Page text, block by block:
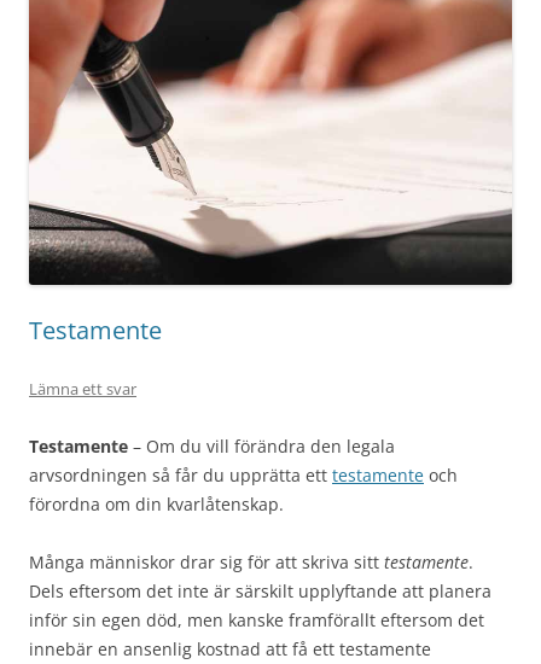
Testamente
Lämna ett svar
Testamente – Om du vill förändra den legala
arvsordningen så får du upprätta ett testamente och
förordna om din kvarlåtenskap.
Många människor drar sig för att skriva sitt testamente.
Dels eftersom det inte är särskilt upplyftande att planera
inför sin egen död, men kanske framförallt eftersom det
innebär en ansenlig kostnad att få ett testamente